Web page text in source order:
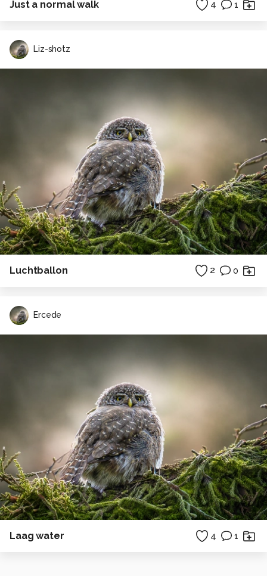
Just a normal walk 4 1
Liz-shotz
Luchtballon 2 0
Ercede
Laag water 4 1